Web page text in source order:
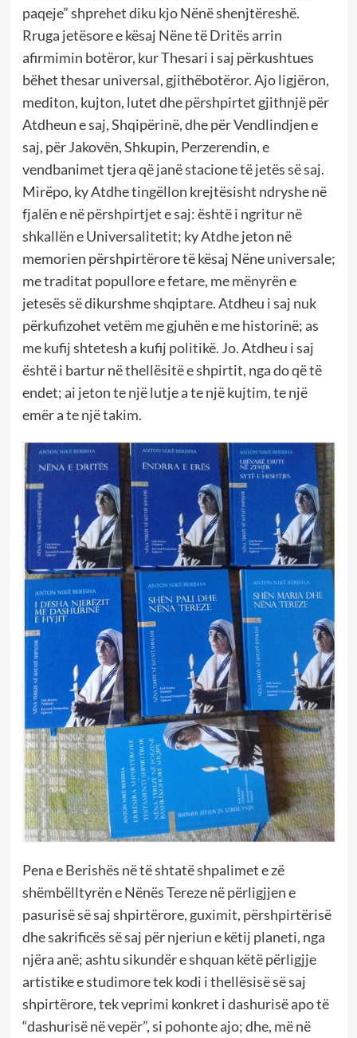
paqeje” shprehet diku kjo Nënë shenjtëreshë.
Rruga jetësore e kësaj Nëne të Dritës arrin
afirmimin botëror, kur Thesari i saj përkushtues
bëhet thesar universal, gjithëbotëror. Ajo ligjëron,
mediton, kujton, lutet dhe përshpirtet gjithnjë për
Atdheun e saj, Shqipërinë, dhe për Vendlindjen e
saj, për Jakovën, Shkupin, Perzerendin, e
vendbanimet tjera që janë stacione të jetës së saj.
Mirëpo, ky Atdhe tingëllon krejtësisht ndryshe në
fjalën e në përshpirtjet e saj: është i ngritur në
shkallën e Universalitetit; ky Atdhe jeton në
memorien përshpirtërore të kësaj Nëne universale;
me traditat popullore e fetare, me mënyrën e
jetesës së dikurshme shqiptare. Atdheu i saj nuk
përkufizohet vetëm me gjuhën e me historinë; as
me kufij shtetesh a kufij politikë. Jo. Atdheu i saj
është i bartur në thellësitë e shpirtit, nga do që të
endet; ai jeton te një lutje a te një kujtim, te një
emër a te një takim.
Pena e Berishës në të shtatë shpalimet e zë
shëmbëlltyrën e Nënës Tereze në përligjjen e
pasurisë së saj shpirtërore, guximit, përshpirtërisë
dhe sakrificës së saj për njeriun e këtij planeti, nga
njëra anë; ashtu sikundër e shquan këtë përligjje
artistike e studimore tek kodi i thellësisë së saj
shpirtërore, tek veprimi konkret i dashurisë apo të
“dashurisë në vepër”, si pohonte ajo; dhe, më në